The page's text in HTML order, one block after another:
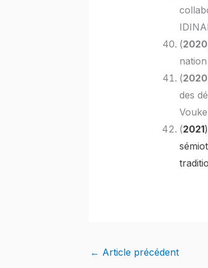
(2020
(2020
des
(2021
← Article précédent